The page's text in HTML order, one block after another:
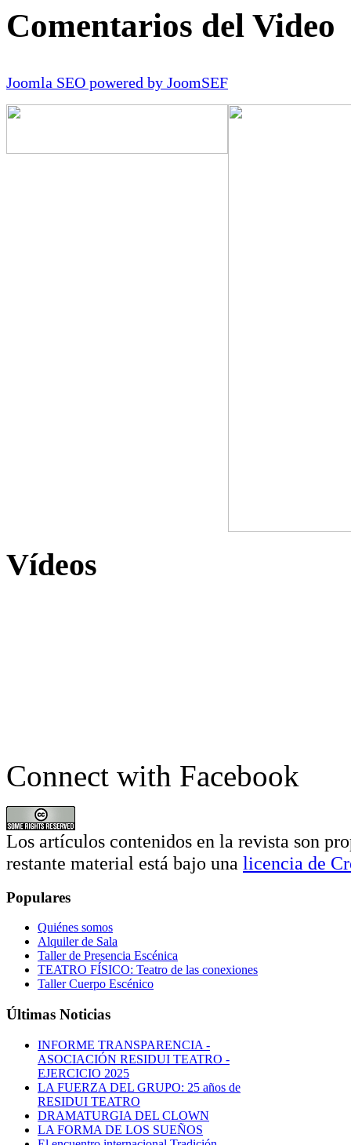
Comentarios del Video
Joomla SEO powered by JoomSEF
Vídeos
Connect with Facebook
Los artículos contenidos en la revista son
restante material está bajo una licencia de
Populares
Quiénes somos
Alquiler de Sala
Taller de Presencia Escénica
TEATRO FÍSICO: Teatro de las conexiones
Taller Cuerpo Escénico
Últimas Noticias
INFORME TRANSPARENCIA -
ASOCIACIÓN RESIDUI TEATRO -
EJERCICIO 2025
LA FUERZA DEL GRUPO: 25 años de
RESIDUI TEATRO
DRAMATURGIA DEL CLOWN
LA FORMA DE LOS SUEÑOS